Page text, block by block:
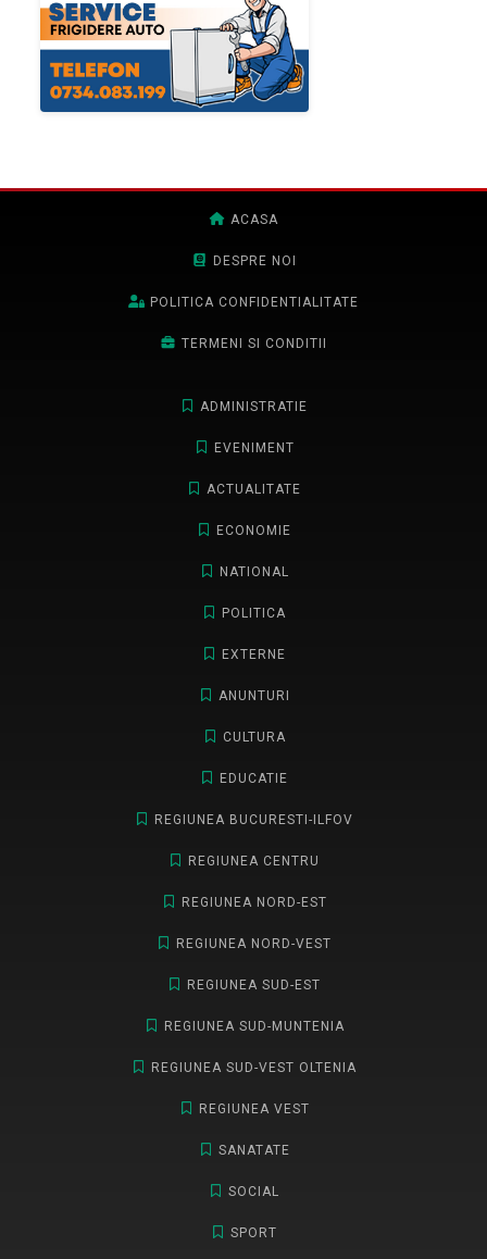
ACASA
DESPRE NOI
POLITICA CONFIDENTIALITATE
TERMENI SI CONDITII
ADMINISTRATIE
EVENIMENT
ACTUALITATE
ECONOMIE
NATIONAL
POLITICA
EXTERNE
ANUNTURI
CULTURA
EDUCATIE
REGIUNEA BUCURESTI-ILFOV
REGIUNEA CENTRU
REGIUNEA NORD-EST
REGIUNEA NORD-VEST
REGIUNEA SUD-EST
REGIUNEA SUD-MUNTENIA
REGIUNEA SUD-VEST OLTENIA
REGIUNEA VEST
SANATATE
SOCIAL
SPORT